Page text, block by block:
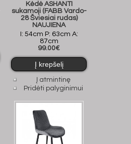
Kėdė ASHANTI
sukamoji (FABB Vardo-
28 Šviesiai rudas)
NAUJIENA
I: 54cm P: 63cm A:
87cm
99.00€
Į atmintinę
Pridėti palyginimui